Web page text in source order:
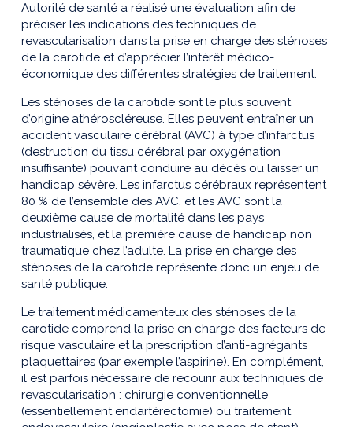
Autorité de santé a réalisé une évaluation afin de
préciser les indications des techniques de
revascularisation dans la prise en charge des sténoses
de la carotide et d’apprécier l’intérêt médico-
économique des différentes stratégies de traitement.
Les sténoses de la carotide sont le plus souvent
d’origine athéroscléreuse. Elles peuvent entraîner un
accident vasculaire cérébral (AVC) à type d’infarctus
(destruction du tissu cérébral par oxygénation
insuffisante) pouvant conduire au décès ou laisser un
handicap sévère. Les infarctus cérébraux représentent
80 % de l’ensemble des AVC, et les AVC sont la
deuxième cause de mortalité dans les pays
industrialisés, et la première cause de handicap non
traumatique chez l’adulte. La prise en charge des
sténoses de la carotide représente donc un enjeu de
santé publique.
Le traitement médicamenteux des sténoses de la
carotide comprend la prise en charge des facteurs de
risque vasculaire et la prescription d’anti-agrégants
plaquettaires (par exemple l’aspirine). En complément,
il est parfois nécessaire de recourir aux techniques de
revascularisation : chirurgie conventionnelle
(essentiellement endartérectomie) ou traitement